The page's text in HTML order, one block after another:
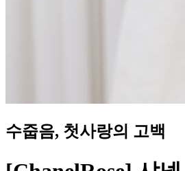
수줍음, 첫사랑의 고백